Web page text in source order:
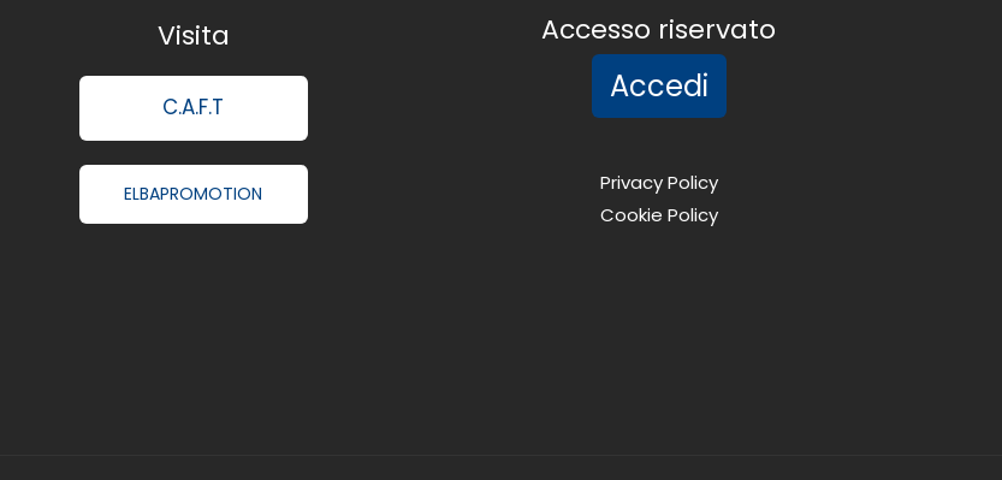
Visita
C.A.F.T
ELBAPROMOTION
Accesso riservato
Accedi
Privacy Policy
Cookie Policy